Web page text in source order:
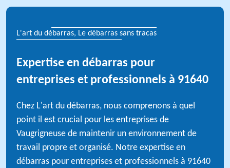
L'art du débarras, Le débarras sans tracas
Expertise en débarras pour
entreprises et professionnels à 91640
Chez L'art du débarras, nous comprenons à quel
point il est crucial pour les entreprises de
Vaugrigneuse de maintenir un environnement de
travail propre et organisé. Notre expertise en
débarras pour entreprises et professionnels à 91640